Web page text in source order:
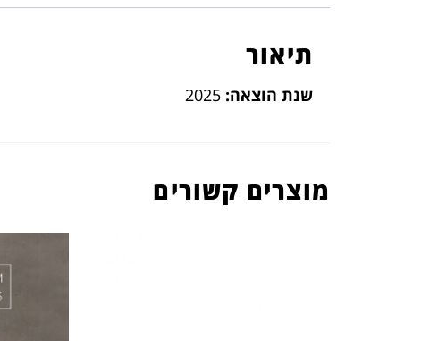
תיאור
שנת הוצאה:
מוצרים קשורים